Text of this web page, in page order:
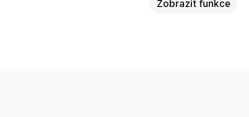
Zobrazit funkce